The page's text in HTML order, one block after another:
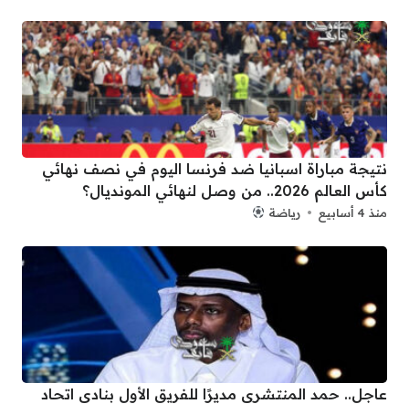
نتيجة مباراة اسبانيا ضد فرنسا اليوم في نصف نهائي
كأس العالم 2026.. من وصل لنهائي المونديال؟
منذ 4 أسابيع رياضة
عاجل.. حمد المنتشري مديرًا للفريق الأول بنادي اتحاد